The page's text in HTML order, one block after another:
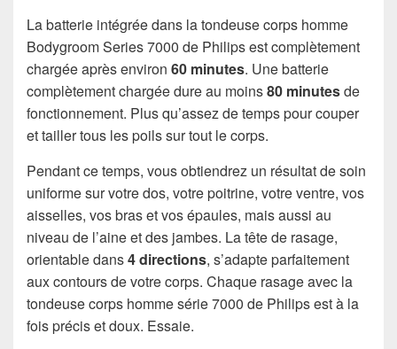
La batterie intégrée dans la tondeuse corps homme
Bodygroom Series 7000 de Philips est complètement
chargée après environ 60 minutes. Une batterie
complètement chargée dure au moins80 minutesde
fonctionnement. Plus qu’assez de temps pour couper
et tailler tous les poils sur tout le corps.
Pendant ce temps, vous obtiendrez un résultat de soin
uniforme sur votre dos, votre poitrine, votre ventre, vos
aisselles, vos bras et vos épaules, mais aussi au
niveau de l’aine et des jambes. La tête de rasage,
orientable dans4 directions, s’adapte parfaitement
aux contours de votre corps. Chaque rasage avec la
tondeuse corps homme série 7000 de Philips est à la
fois précis et doux. Essaie.